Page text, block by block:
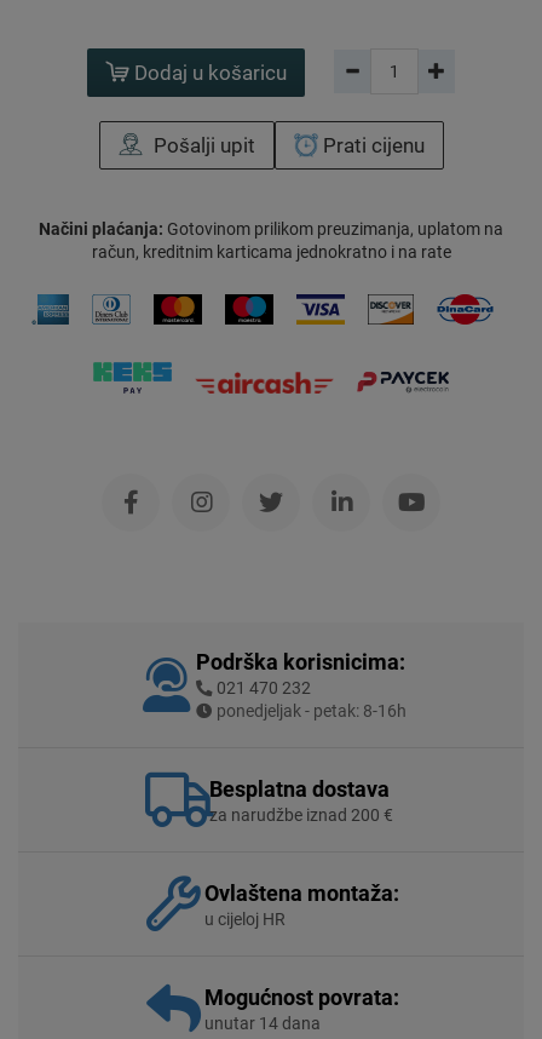
Dodaj u košaricu
Pošalji upit Prati cijenu
Načini plaćanja: Gotovinom prilikom preuzimanja, uplatom na
račun, kreditnim karticama jednokratno i na rate
Podrška korisnicima:
021 470 232
ponedjeljak - petak: 8-16h
Besplatna dostava
za narudžbe iznad 200 €
Ovlaštena montaža:
u cijeloj HR
Mogućnost povrata:
unutar 14 dana